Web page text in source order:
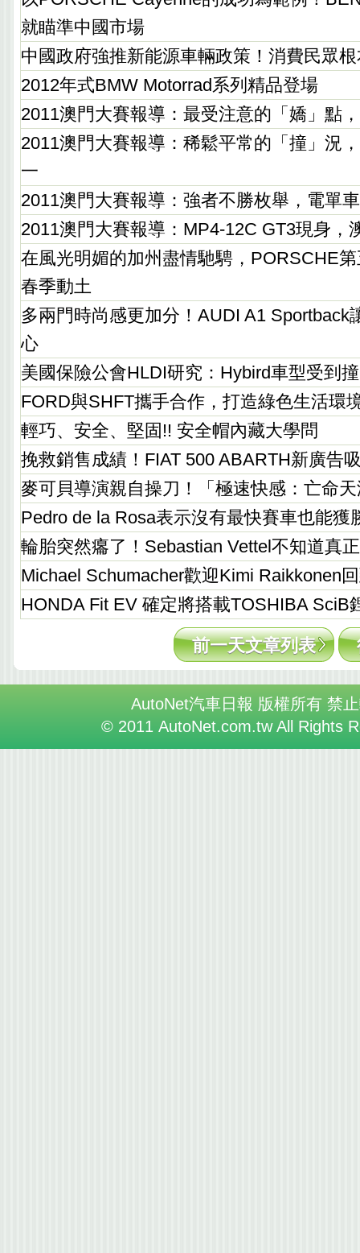
就瞄準中國市場
中國政府強推新能源車輛政策！消費民眾
2012年式BMW Motorrad系列精品登場
2011澳門大賽報導：最受注意的「嬌」點
2011澳門大賽報導：稀鬆平常的「撞」況
一
2011澳門大賽報導：強者不勝枚舉，電單
2011澳門大賽報導：MP4-12C GT3現身，
在風光明媚的加州盡情馳騁，PORSCHE
春季動土
多兩門時尚感更加分！AUDI A1 Sportback
心
美國保險公會HLDI研究：Hybird車型受到
FORD與SHFT攜手合作，打造綠色生活環
輕巧、安全、堅固!! 安全帽內藏大學問
挽救銷售成績！FIAT 500 ABARTH新廣告
麥可貝導演親自操刀！「極速快感：亡命
Pedro de la Rosa表示沒有最快賽車也能獲
輪胎突然癟了！Sebastian Vettel不知道真
Michael Schumacher歡迎Kimi Raikkonen
HONDA Fit EV 確定將搭載TOSHIBA SciB
前一天文章列表
AutoNet汽車日報 版權所有 禁
© 2011 AutoNet.com.tw All Rights